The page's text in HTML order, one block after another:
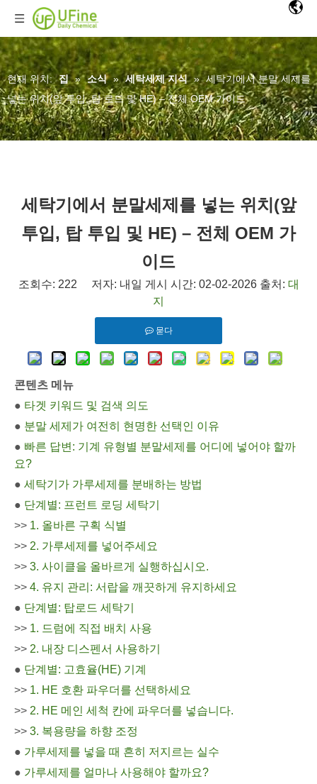
현재 위치: 집 » 소식 » 세탁세제 지식 » 세탁기에서 분말 세제를
넣는 위치(앞 투입, 탑 로드 및 HE) – 전체 OEM 가이드
세탁기에서 분말세제를 넣는 위치(앞
투입, 탑 투입 및 HE) – 전체 OEM 가
이드
조회수: 222 저자: 내일 게시 시간: 02-02-2026 출처: 대
지
묻다
콘텐츠 메뉴
● 타겟 키워드 및 검색 의도
● 분말 세제가 여전히 현명한 선택인 이유
● 빠른 답변: 기계 유형별 분말세제를 어디에 넣어야 할까
요?
● 세탁기가 가루세제를 분배하는 방법
● 단계별: 프런트 로딩 세탁기
>> 1. 올바른 구획 식별
>> 2. 가루세제를 넣어주세요
>> 3. 사이클을 올바르게 실행하십시오.
>> 4. 유지 관리: 서랍을 깨끗하게 유지하세요
● 단계별: 탑로드 세탁기
>> 1. 드럼에 직접 배치 사용
>> 2. 내장 디스펜서 사용하기
● 단계별: 고효율(HE) 기계
>> 1. HE 호환 파우더를 선택하세요
>> 2. HE 메인 세척 칸에 파우더를 넣습니다.
>> 3. 복용량을 하향 조정
● 가루세제를 넣을 때 흔히 저지르는 실수
● 가루세제를 얼마나 사용해야 할까요?